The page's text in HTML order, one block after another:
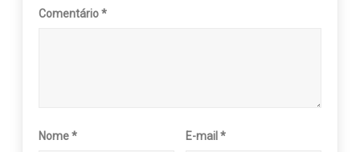
Comentário*
Nome* E-mail*